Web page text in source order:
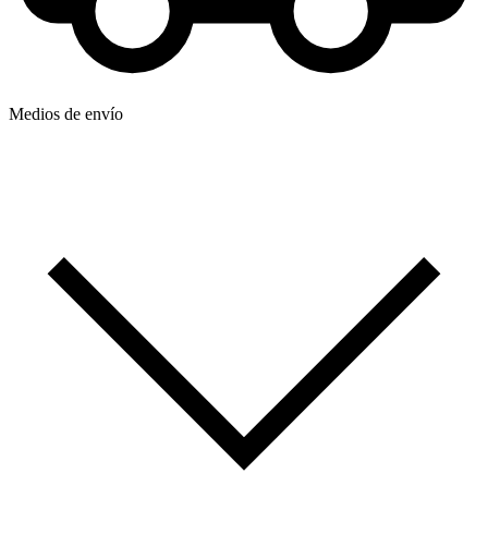
Medios de envío